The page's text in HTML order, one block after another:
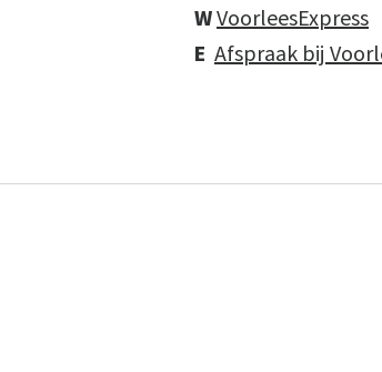
WVoorleesExpress
E Afspraak bij